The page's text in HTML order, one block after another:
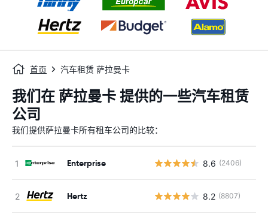
首页 汽车租赁 萨拉曼卡
我们在 萨拉曼卡 提供的一些汽车租赁
公司
我们提供萨拉曼卡所有租车公司的比较：
Enterprise 8.6 (2406)
Hertz 8.2 (8807)